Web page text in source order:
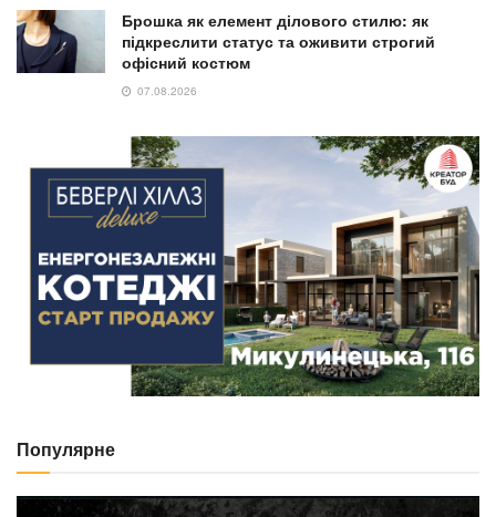
Брошка як елемент ділового стилю: як
підкреслити статус та оживити строгий
офісний костюм
07.08.2026
Популярне